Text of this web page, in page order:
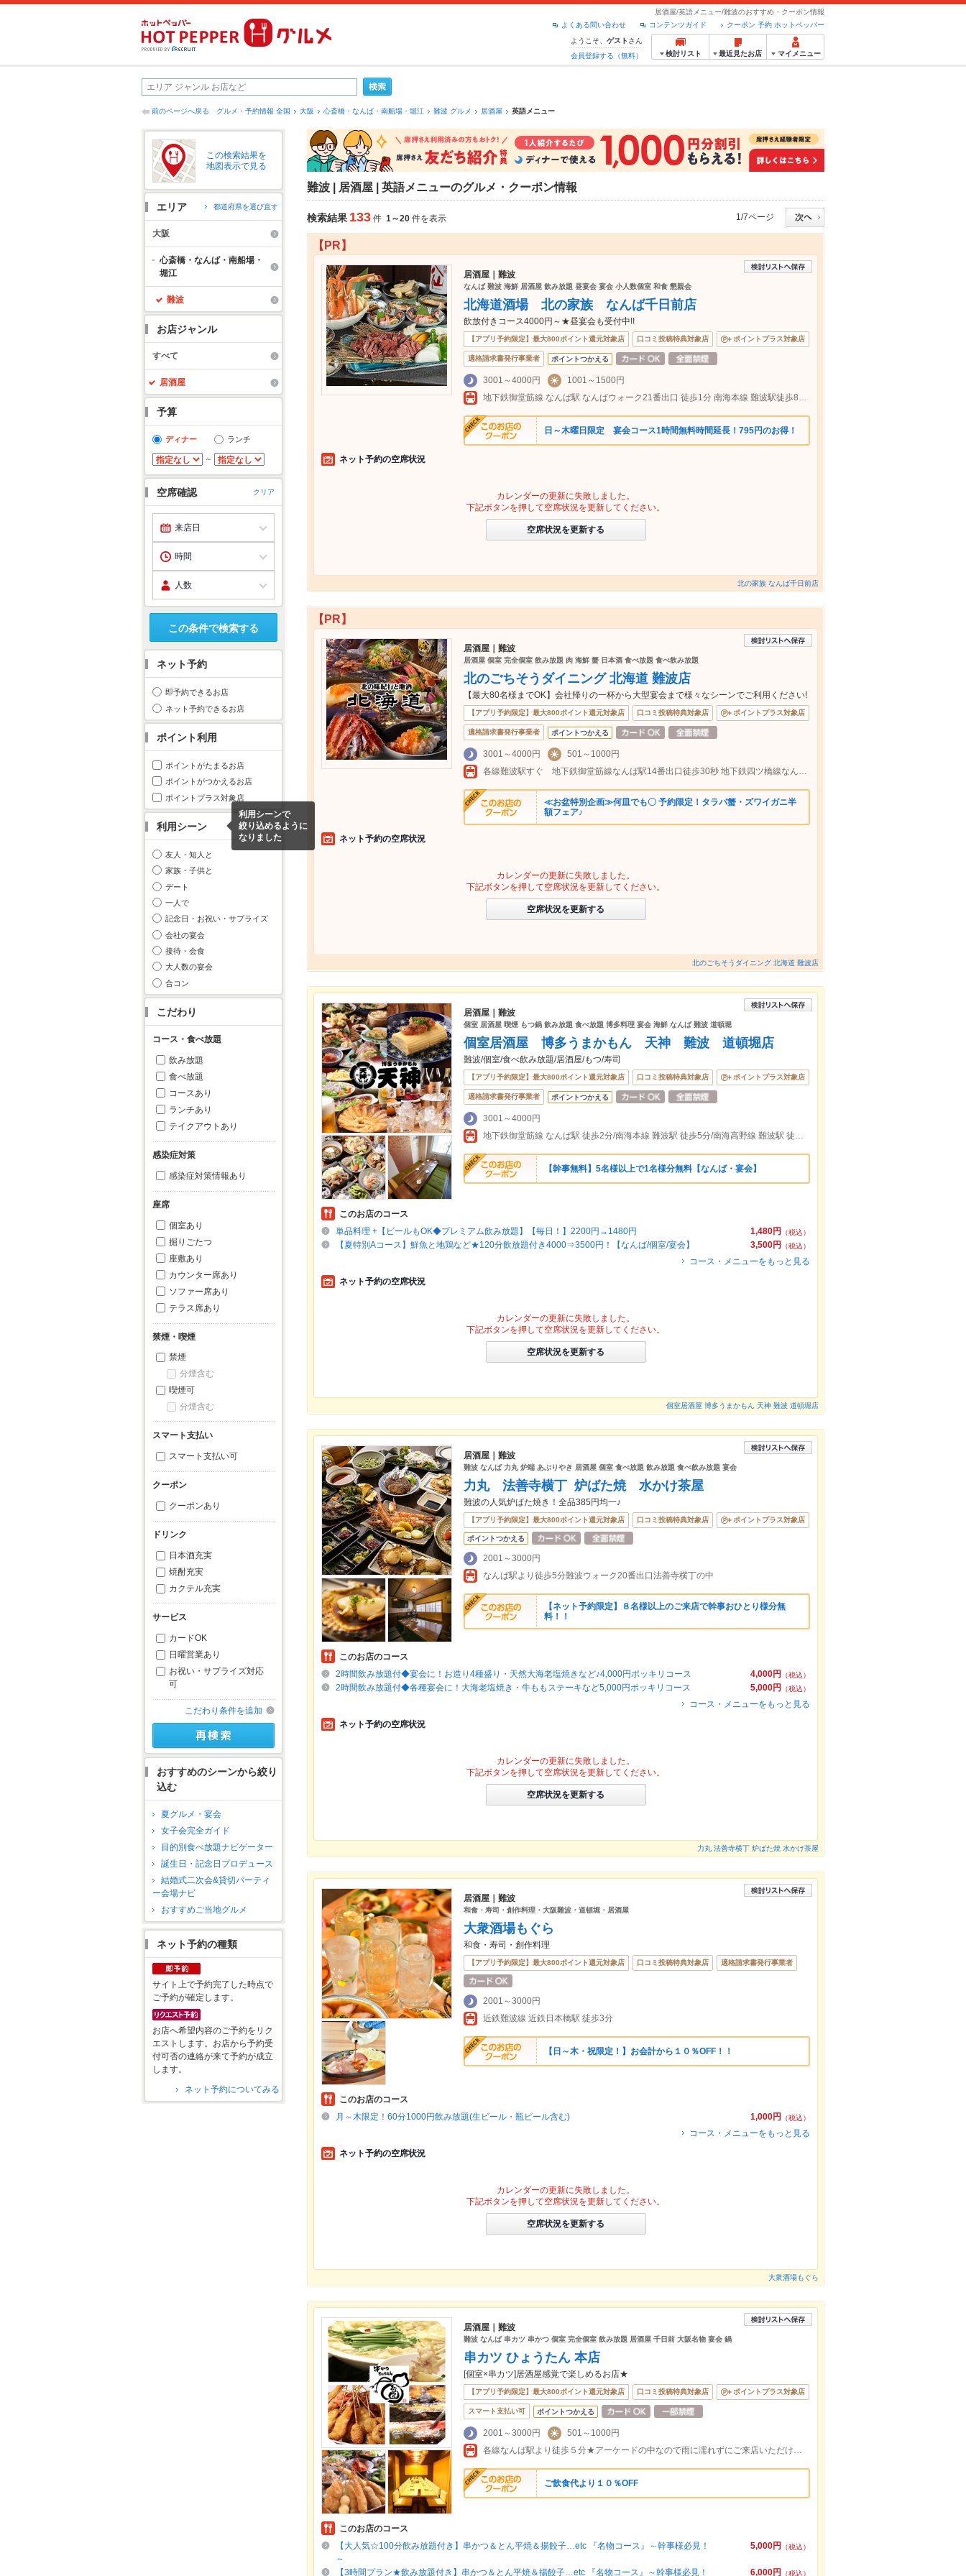
居酒屋/英語メニュー/難波のおすすめ・クーポン情報
クーポン 予約 ホットペッパー
コンテンツガイド
よくある問い合わせ
ようこそ、 ゲスト さん
会員登録する（無料）
検討リスト 最近見たお店 マイメニュー
前のページへ戻る グルメ・予約情報 全国 大阪 心斎橋・なんば・南船場・堀江 難波 グルメ 居酒屋 英語メニュー
この検索結果を
地図表示で見る
エリア 都道府県を選び直す
大阪
心斎橋・なんば・南船場・
堀江
難波
お店ジャンル
すべて
居酒屋
予算
ディナー ランチ
～
空席確認 クリア
この条件で検索する
ネット予約
即予約できるお店
ネット予約できるお店
ポイント利用
ポイントがたまるお店
ポイントがつかえるお店
ポイントプラス対象店
利用シーン
利用シーンで
絞り込めるように
なりました
友人・知人と
家族・子供と
デート
一人で
記念日・お祝い・サプライズ
会社の宴会
接待・会食
大人数の宴会
合コン
こだわり
コース・食べ放題
飲み放題
食べ放題
コースあり
ランチあり
テイクアウトあり
感染症対策
感染症対策情報あり
座席
個室あり
掘りごたつ
座敷あり
カウンター席あり
ソファー席あり
テラス席あり
禁煙・喫煙
禁煙
分煙含む
喫煙可
分煙含む
スマート支払い
スマート支払い可
クーポン
クーポンあり
ドリンク
日本酒充実
焼酎充実
カクテル充実
サービス
カードOK
日曜営業あり
お祝い・サプライズ対応
可
こだわり条件を追加
おすすめのシーンから絞り
込む
夏グルメ・宴会
女子会完全ガイド
目的別食べ放題ナビゲーター
誕生日・記念日プロデュース
結婚式二次会&貸切パーティ
ー会場ナビ
おすすめご当地グルメ
ネット予約の種類
サイト上で予約完了した時点で
ご予約が確定します。
お店へ希望内容のご予約をリク
エストします。お店から予約受
付可否の連絡が来て予約が成立
します。
ネット予約についてみる
難波 | 居酒屋 | 英語メニューのグルメ・クーポン情報
検索結果 133 件 1～20 件を表示 1/7ページ
【PR】
居酒屋｜難波
なんば 難波 海鮮 居酒屋 飲み放題 昼宴会 宴会 小人数個室 和食 懇親会
北海道酒場 北の家族 なんば千日前店
飲放付きコース4000円～★昼宴会も受付中!!
【アプリ予約限定】最大800ポイント還元対象店 口コミ投稿特典対象店 ポイントプラス対象店
適格請求書発行事業者 ポイントつかえる
3001～4000円
1001～1500円
地下鉄御堂筋線 なんば駅 なんばウォーク21番出口 徒歩1分 南海本線 難波駅徒歩8分 近鉄大阪難波駅 17番出口徒歩5分
日～木曜日限定 宴会コース1時間無料時間延長！795円のお得！
ネット予約の空席状況
カレンダーの更新に失敗しました。
下記ボタンを押して空席状況を更新してください。
空席状況を更新する
北の家族 なんば千日前店
【PR】
居酒屋｜難波
居酒屋 個室 完全個室 飲み放題 肉 海鮮 蟹 日本酒 食べ放題 食べ飲み放題
北のごちそうダイニング 北海道 難波店
【最大80名様までOK】会社帰りの一杯から大型宴会まで様々なシーンでご利用ください!
【アプリ予約限定】最大800ポイント還元対象店 口コミ投稿特典対象店 ポイントプラス対象店
適格請求書発行事業者 ポイントつかえる
3001～4000円
501～1000円
各線難波駅すぐ 地下鉄御堂筋線なんば駅14番出口徒歩30秒 地下鉄四ツ橋線なんば駅 徒歩3分/近鉄線大阪難波駅徒歩2分
≪お盆特別企画≫何皿でも〇 予約限定！タラバ蟹・ズワイガニ半
額フェア♪
ネット予約の空席状況
カレンダーの更新に失敗しました。
下記ボタンを押して空席状況を更新してください。
空席状況を更新する
北のごちそうダイニング 北海道 難波店
居酒屋｜難波
個室 居酒屋 喫煙 もつ鍋 飲み放題 食べ放題 博多料理 宴会 海鮮 なんば 難波 道頓堀
個室居酒屋 博多うまかもん 天神 難波 道頓堀店
難波/個室/食べ飲み放題/居酒屋/もつ/寿司
【アプリ予約限定】最大800ポイント還元対象店 口コミ投稿特典対象店 ポイントプラス対象店
適格請求書発行事業者 ポイントつかえる
3001～4000円
地下鉄御堂筋線 なんば駅 徒歩2分/南海本線 難波駅 徒歩5分/南海高野線 難波駅 徒歩5分/ＪＲ 難波駅 徒歩4分
【幹事無料】5名様以上で1名様分無料【なんば・宴会】
このお店のコース
1,480円
（税込）
単品料理 +【ビールもOK◆プレミアム飲み放題】【毎日！】2200円→1480円
3,500円
（税込）
【夏特別Aコース】鮮魚と地鶏など★120分飲放題付き4000⇒3500円！【なんば/個室/宴会】
コース・メニューをもっと見る
ネット予約の空席状況
カレンダーの更新に失敗しました。
下記ボタンを押して空席状況を更新してください。
空席状況を更新する
個室居酒屋 博多うまかもん 天神 難波 道頓堀店
居酒屋｜難波
難波 なんば 力丸 炉端 あぶりやき 居酒屋 個室 食べ放題 飲み放題 食べ飲み放題 宴会
力丸 法善寺横丁 炉ばた焼 水かけ茶屋
難波の人気炉ばた焼き！全品385円均一♪
【アプリ予約限定】最大800ポイント還元対象店 口コミ投稿特典対象店 ポイントプラス対象店
ポイントつかえる
2001～3000円
なんば駅より徒歩5分難波ウォーク20番出口法善寺横丁の中
【ネット予約限定】８名様以上のご来店で幹事おひとり様分無
料！！
このお店のコース
4,000円
（税込）
2時間飲み放題付◆宴会に！お造り4種盛り・天然大海老塩焼きなど♪4,000円ポッキリコース
5,000円
（税込）
2時間飲み放題付◆各種宴会に！大海老塩焼き・牛ももステーキなど5,000円ポッキリコース
コース・メニューをもっと見る
ネット予約の空席状況
カレンダーの更新に失敗しました。
下記ボタンを押して空席状況を更新してください。
空席状況を更新する
力丸 法善寺横丁 炉ばた焼 水かけ茶屋
居酒屋｜難波
和食・寿司・創作料理・大阪難波・道頓堀・居酒屋
大衆酒場もぐら
和食・寿司・創作料理
【アプリ予約限定】最大800ポイント還元対象店 口コミ投稿特典対象店 適格請求書発行事業者
2001～3000円
近鉄難波線 近鉄日本橋駅 徒歩3分
【日～木・祝限定！】お会計から１０％OFF！！
このお店のコース
1,000円
（税込）
月～木限定！60分1000円飲み放題(生ビール・瓶ビール含む)
コース・メニューをもっと見る
ネット予約の空席状況
カレンダーの更新に失敗しました。
下記ボタンを押して空席状況を更新してください。
空席状況を更新する
大衆酒場もぐら
居酒屋｜難波
難波 なんば 串カツ 串かつ 個室 完全個室 飲み放題 居酒屋 千日前 大阪名物 宴会 鍋
串カツ ひょうたん 本店
[個室×串カツ]居酒屋感覚で楽しめるお店★
【アプリ予約限定】最大800ポイント還元対象店 口コミ投稿特典対象店 ポイントプラス対象店
スマート支払い可 ポイントつかえる
2001～3000円
501～1000円
各線なんば駅より徒歩５分★アーケードの中なので雨に濡れずにご来店いただけます♪
ご飲食代より１０％OFF
このお店のコース
5,000円
（税込）
【大人気☆100分飲み放題付き】串かつ＆とん平焼＆揚餃子…etc 『名物コース』～幹事様必見！
～
6,000円
（税込）
【3時間プラン★飲み放題付き】串かつ＆とん平焼＆揚餃子…etc 『名物コース』～幹事様必見！